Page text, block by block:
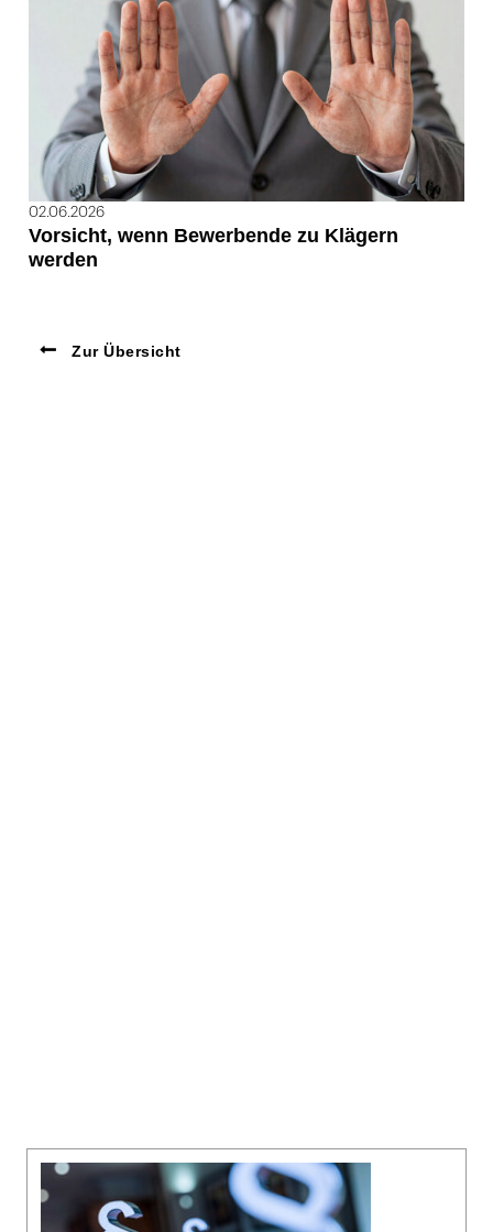
02.06.2026
Vorsicht, wenn Bewerbende zu Klägern
werden
Zur Übersicht